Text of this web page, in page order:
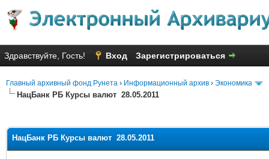
Здравствуйте, Гость! Вход Зарегистрироваться
Главный архивный фонд Рунета › Информационный архив › Экономика
НацБанк РБ Курсы валют 28.05.2011
НацБанк РБ Курсы валют 28.05.2011